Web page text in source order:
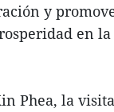
y
en
Phea, la